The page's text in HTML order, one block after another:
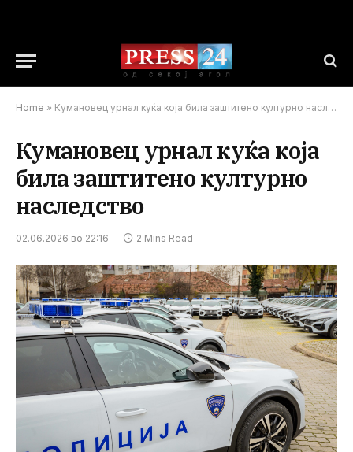
Home » Кумановец урнал куќа која била заштитено културно наследство
Кумановец урнал куќа која
била заштитено културно
наследство
02.06.2026 во 22:16 2 Mins Read